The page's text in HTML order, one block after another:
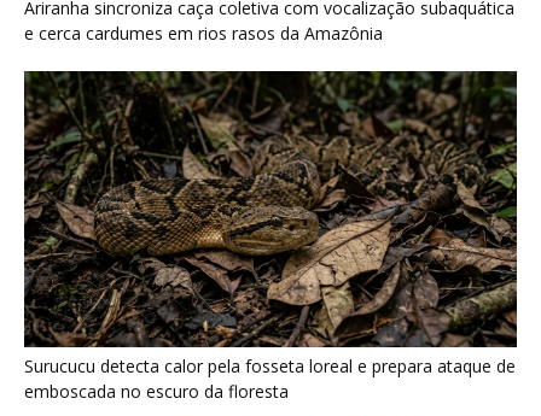
Casal de joão-de-barro constrói ninho novo a cada estação e
deixa a antiga estrutura para outras aves